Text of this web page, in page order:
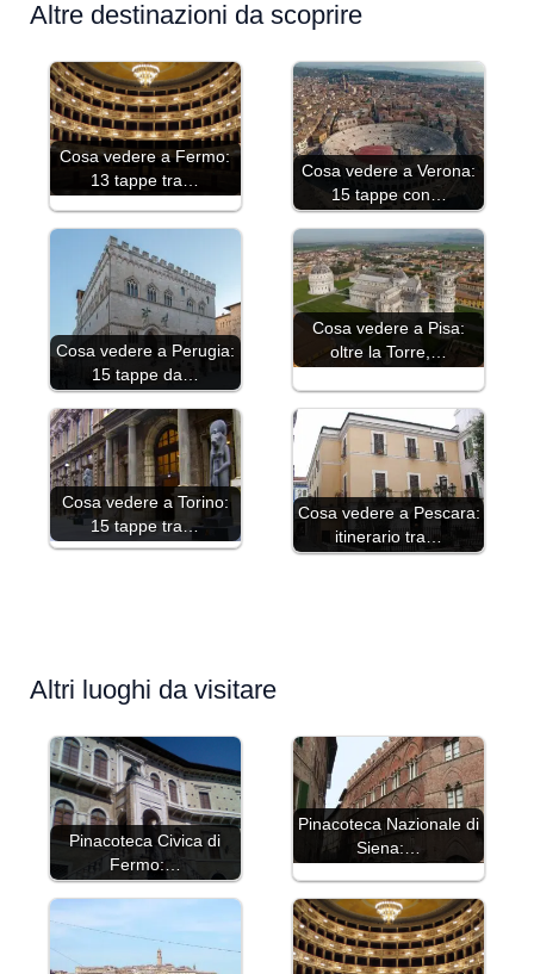
Altre destinazioni da scoprire
Cosa vedere a Fermo:
13 tappe tra…
Cosa vedere a Verona:
15 tappe con…
Cosa vedere a Perugia:
15 tappe da…
Cosa vedere a Pisa:
oltre la Torre,…
Cosa vedere a Torino:
15 tappe tra…
Cosa vedere a Pescara:
itinerario tra…
Altri luoghi da visitare
Pinacoteca Civica di
Fermo:…
Pinacoteca Nazionale di
Siena:…